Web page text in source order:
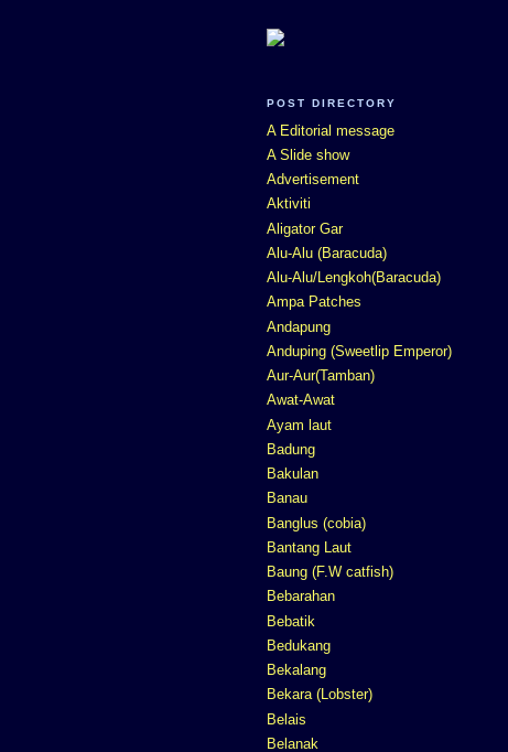
POST DIRECTORY
A Editorial message
A Slide show
Advertisement
Aktiviti
Aligator Gar
Alu-Alu (Baracuda)
Alu-Alu/Lengkoh(Baracuda)
Ampa Patches
Andapung
Anduping (Sweetlip Emperor)
Aur-Aur(Tamban)
Awat-Awat
Ayam laut
Badung
Bakulan
Banau
Banglus (cobia)
Bantang Laut
Baung (F.W catfish)
Bebarahan
Bebatik
Bedukang
Bekalang
Bekara (Lobster)
Belais
Belanak